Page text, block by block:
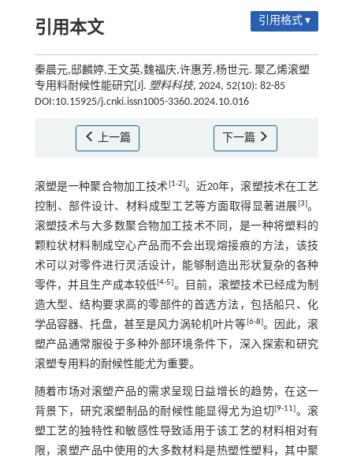
引用本文 引用格式 ▾
秦晨元,邸麟婷,王文英,魏福庆,许惠芳,杨世元. 聚乙烯滚塑
专用料耐候性能研究[J]. 塑料科技, 2024, 52(10): 82-85
DOI:10.15925/j.cnki.issn1005-3360.2024.10.016
上一篇 下一篇
滚塑是一种聚合物加工技术[1-2]。近20年，滚塑技术在工艺
控制、部件设计、材料成型工艺等方面取得显著进展[3]。
滚塑技术与大多数聚合物加工技术不同，是一种将塑料的
颗粒状材料制成空心产品而不会出现熔接痕的方法，该技
术可以对零件进行灵活设计，能够制造出形状复杂的各种
零件，并且生产成本较低[4-5]。目前，滚塑技术已经成为制
造大型、结构要求高的零部件的首选方法，包括船只、化
学品容器、托盘，甚至是风力涡轮机叶片等[6-8]。因此，滚
塑产品通常服役于多种外部环境条件下，深入探索和研究
滚塑专用料的耐候性能尤为重要。
随着市场对滚塑产品的需求呈现日益增长的趋势，在这一
背景下，研究滚塑制品的耐候性能显得尤为迫切[9-11]。滚
塑工艺的独特性和敏感性导致适用于该工艺的材料相对有
限，滚塑产品中使用的大多数材料是热塑性塑料，其中聚